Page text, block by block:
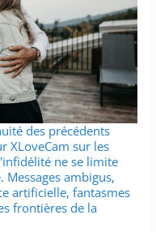
des précédents
XLoveCam sur les
ne se limite
ambigus,
artificielle, fantasmes
frontières de la